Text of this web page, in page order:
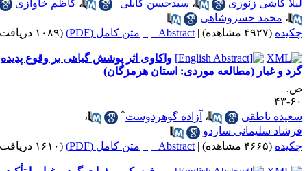
کاشی زنوزی
،سیدحسن کابلی ،کاظم خاوازی
،محمد خسروشاهی
(۴۹۲۷ مشاهده) |
Abstract | متن کامل (PDF) (۱۰۸۹ دریافت)
واکاوی اثر پوشش گیاهی بر وقوع پدیده
و غبار (مطالعه موردی: استان هرمزگان)
۴۳
ناطقی
،آزاده گوهردوست
،
سلیمانی ساردو
(۴۶۶۵ مشاهده) |
Abstract | متن کامل (PDF) (۱۶۱۰ دریافت)